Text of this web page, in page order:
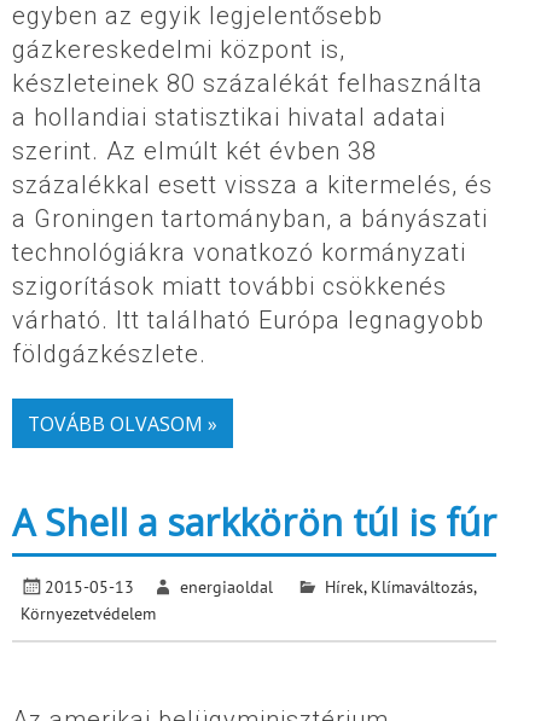
egyben az egyik legjelentősebb
gázkereskedelmi központ is,
készleteinek 80 százalékát felhasználta
a hollandiai statisztikai hivatal adatai
szerint. Az elmúlt két évben 38
százalékkal esett vissza a kitermelés, és
a Groningen tartományban, a bányászati
technológiákra vonatkozó kormányzati
szigorítások miatt további csökkenés
várható. Itt található Európa legnagyobb
földgázkészlete.
TOVÁBB OLVASOM »
A Shell a sarkkörön túl is fúr
2015-05-13 energiaoldal Hírek, Klímaváltozás,
Környezetvédelem